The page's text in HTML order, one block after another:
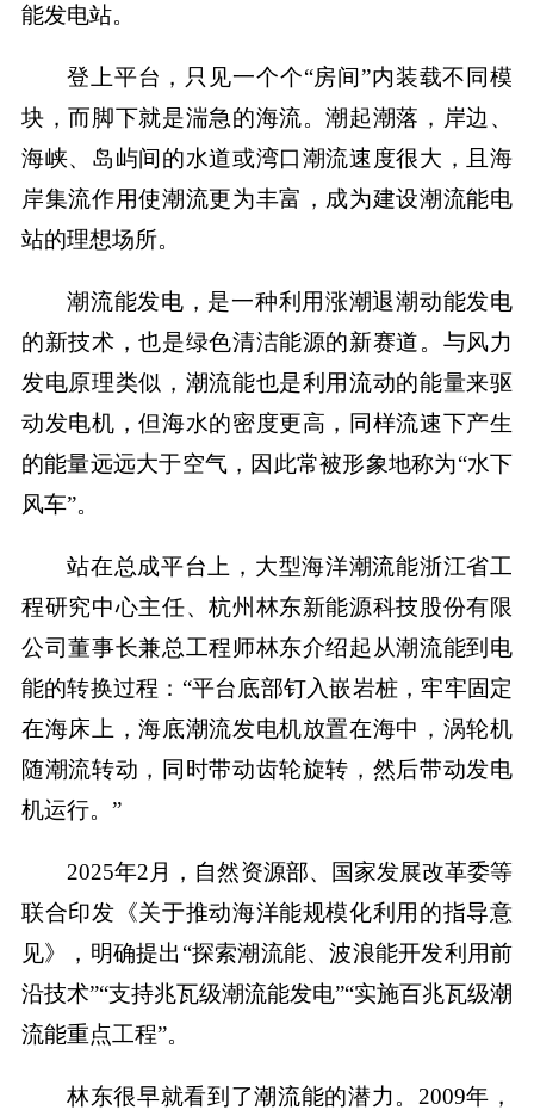
能发电站。
登上平台，只见一个个“房间”内装载不同模
块，而脚下就是湍急的海流。潮起潮落，岸边、
海峡、岛屿间的水道或湾口潮流速度很大，且海
岸集流作用使潮流更为丰富，成为建设潮流能电
站的理想场所。
潮流能发电，是一种利用涨潮退潮动能发电
的新技术，也是绿色清洁能源的新赛道。与风力
发电原理类似，潮流能也是利用流动的能量来驱
动发电机，但海水的密度更高，同样流速下产生
的能量远远大于空气，因此常被形象地称为“水下
风车”。
站在总成平台上，大型海洋潮流能浙江省工
程研究中心主任、杭州林东新能源科技股份有限
公司董事长兼总工程师林东介绍起从潮流能到电
能的转换过程：“平台底部钉入嵌岩桩，牢牢固定
在海床上，海底潮流发电机放置在海中，涡轮机
随潮流转动，同时带动齿轮旋转，然后带动发电
机运行。”
2025年2月，自然资源部、国家发展改革委等
联合印发《关于推动海洋能规模化利用的指导意
见》，明确提出“探索潮流能、波浪能开发利用前
沿技术”“支持兆瓦级潮流能发电”“实施百兆瓦级潮
流能重点工程”。
林东很早就看到了潮流能的潜力。2009年，